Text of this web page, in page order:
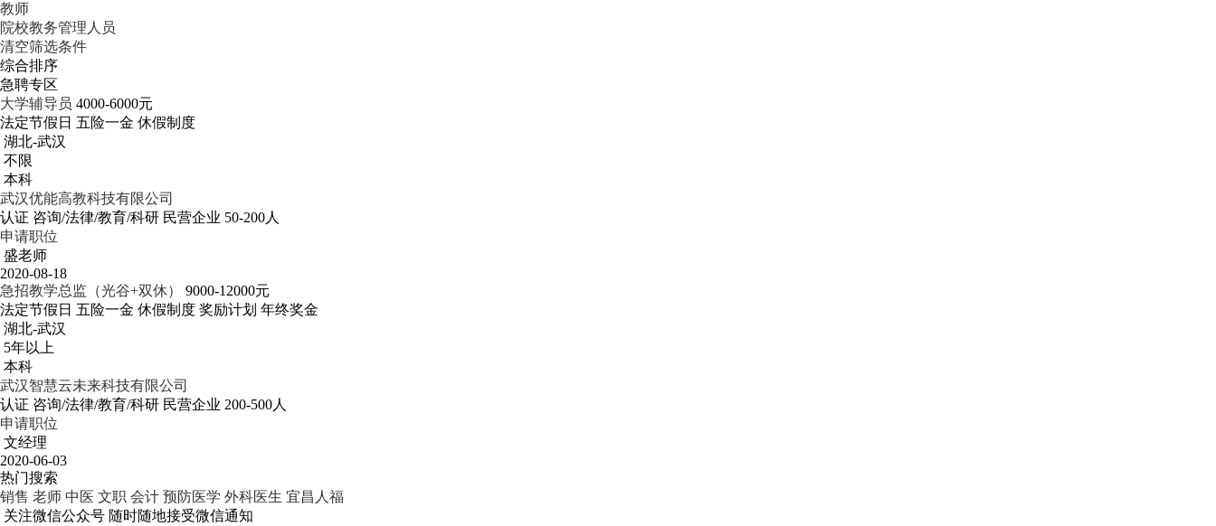
教师
院校教务管理人员
清空筛选条件
综合排序
急聘专区
大学辅导员 4000-6000元
法定节假日 五险一金 休假制度
湖北-武汉
不限
本科
武汉优能高教科技有限公司
认证 咨询/法律/教育/科研 民营企业 50-200人
申请职位
盛老师
2020-08-18
急招教学总监（光谷+双休）
9000-12000元
法定节假日 五险一金 休假制度 奖励计划 年终奖金
湖北-武汉
5年以上
本科
武汉智慧云未来科技有限公司
认证 咨询/法律/教育/科研 民营企业 200-500人
申请职位
文经理
2020-06-03
热门搜索
销售 老师 中医 文职 会计 预防医学 外科医生 宜昌人福
关注微信公众号 随时随地接受微信通知